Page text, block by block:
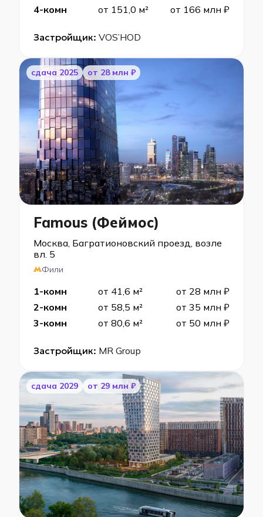
4-комн
от 151,0 м² от 166 млн ₽
Застройщик: VOS’HOD
cдача 2025 от 28 млн ₽
Famous (Феймос)
Москва, Багратионовский проезд, возле
вл. 5
Фили
1-комн от 41,6 м²
от 28 млн ₽
2-комн
от 58,5 м²
от 35 млн ₽
3-комн
от 80,6 м² от 50 млн ₽
Застройщик: MR Group
cдача 2029 от 29 млн ₽